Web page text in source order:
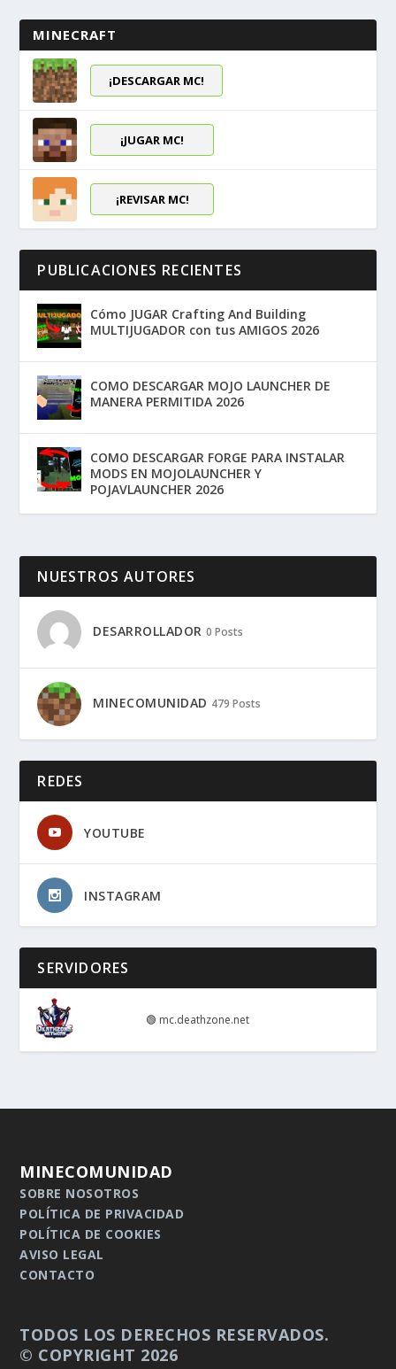
MINECRAFT
¡DESCARGAR MC!
¡JUGAR MC!
¡REVISAR MC!
PUBLICACIONES RECIENTES
Cómo JUGAR Crafting And Building
MULTIJUGADOR con tus AMIGOS 2026
COMO DESCARGAR MOJO LAUNCHER DE
MANERA PERMITIDA 2026
COMO DESCARGAR FORGE PARA INSTALAR
MODS EN MOJOLAUNCHER Y
POJAVLAUNCHER 2026
NUESTROS AUTORES
DESARROLLADOR 0 Posts
MINECOMUNIDAD 479 Posts
REDES
YOUTUBE
INSTAGRAM
SERVIDORES
🟢 mc.deathzone.net
MINECOMUNIDAD
SOBRE NOSOTROS
POLÍTICA DE PRIVACIDAD
POLÍTICA DE COOKIES
AVISO LEGAL
CONTACTO
TODOS LOS DERECHOS RESERVADOS.
© COPYRIGHT 2026